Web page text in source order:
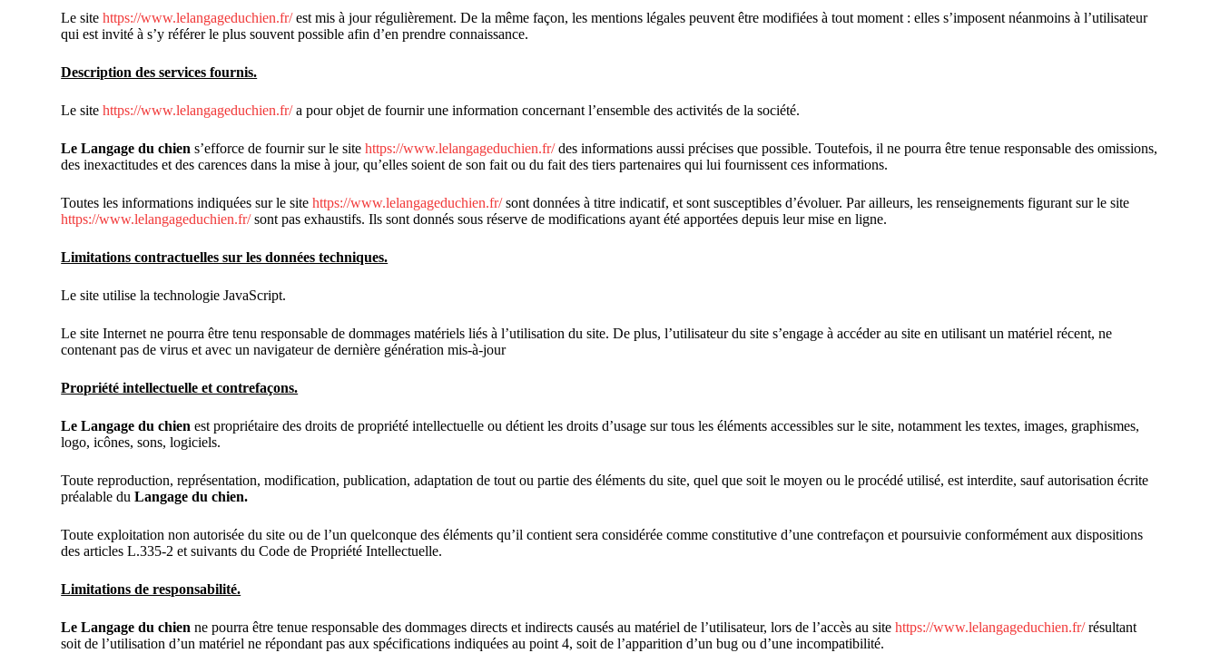
Le sitehttps://www.lelangageduchien.fr/est mis à jour régulièrement. De la même façon, les mentions légales peuvent être modifiées à tout moment : elles s’imposent néanmoins à l’utilisateur
qui est invité à s’y référer le plus souvent possible afin d’en prendre connaissance.
Description des services fournis.
Le sitehttps://www.lelangageduchien.fr/a pour objet de fournir une information concernant l’ensemble des activités de la société.
Le Langage du chien s’efforce de fournir sur le sitehttps://www.lelangageduchien.fr/des informations aussi précises que possible. Toutefois, il ne pourra être tenue responsable des omissions,
des inexactitudes et des carences dans la mise à jour, qu’elles soient de son fait ou du fait des tiers partenaires qui lui fournissent ces informations.
Toutes les informations indiquées sur le sitehttps://www.lelangageduchien.fr/sont données à titre indicatif, et sont susceptibles d’évoluer. Par ailleurs, les renseignements figurant sur le site
https://www.lelangageduchien.fr/sont pas exhaustifs. Ils sont donnés sous réserve de modifications ayant été apportées depuis leur mise en ligne.
Limitations contractuelles sur les données techniques.
Le site utilise la technologie JavaScript.
Le site Internet ne pourra être tenu responsable de dommages matériels liés à l’utilisation du site. De plus, l’utilisateur du site s’engage à accéder au site en utilisant un matériel récent, ne
contenant pas de virus et avec un navigateur de dernière génération mis-à-jour
Propriété intellectuelle et contrefaçons.
Le Langage du chien est propriétaire des droits de propriété intellectuelle ou détient les droits d’usage sur tous les éléments accessibles sur le site, notamment les textes, images, graphismes,
logo, icônes, sons, logiciels.
Toute reproduction, représentation, modification, publication, adaptation de tout ou partie des éléments du site, quel que soit le moyen ou le procédé utilisé, est interdite, sauf autorisation écrite
préalable du Langage du chien.
Toute exploitation non autorisée du site ou de l’un quelconque des éléments qu’il contient sera considérée comme constitutive d’une contrefaçon et poursuivie conformément aux dispositions
des articles L.335-2 et suivants du Code de Propriété Intellectuelle.
Limitations de responsabilité.
Le Langage du chien ne pourra être tenue responsable des dommages directs et indirects causés au matériel de l’utilisateur, lors de l’accès au sitehttps://www.lelangageduchien.fr/résultant
soit de l’utilisation d’un matériel ne répondant pas aux spécifications indiquées au point 4, soit de l’apparition d’un bug ou d’une incompatibilité.